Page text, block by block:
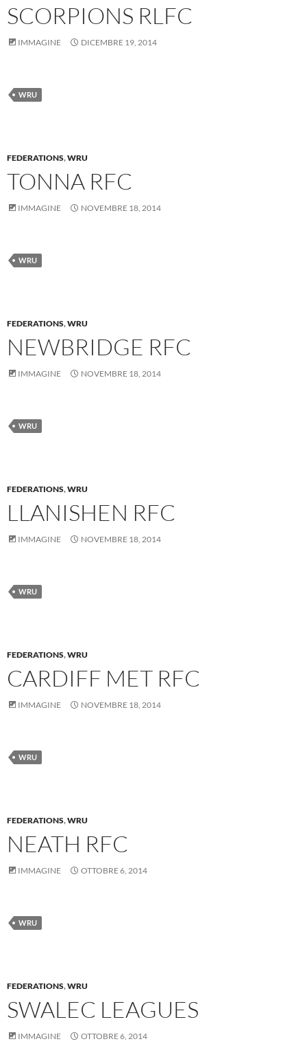
SCORPIONS RLFC
IMMAGINE DICEMBRE 19, 2014
WRU
FEDERATIONS,WRU
TONNA RFC
IMMAGINE NOVEMBRE 18, 2014
WRU
FEDERATIONS,WRU
NEWBRIDGE RFC
IMMAGINE NOVEMBRE 18, 2014
WRU
FEDERATIONS,WRU
LLANISHEN RFC
IMMAGINE NOVEMBRE 18, 2014
WRU
FEDERATIONS,WRU
CARDIFF MET RFC
IMMAGINE NOVEMBRE 18, 2014
WRU
FEDERATIONS,WRU
NEATH RFC
IMMAGINE OTTOBRE 6, 2014
WRU
FEDERATIONS,WRU
SWALEC LEAGUES
IMMAGINE OTTOBRE 6, 2014